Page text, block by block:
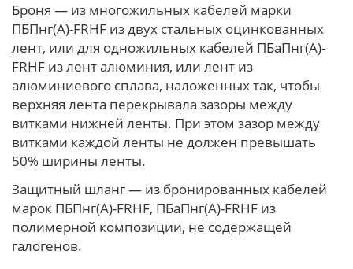
Броня — из многожильных кабелей марки
ПБПнг(А)-FRHF из двух стальных оцинкованных
лент, или для одножильных кабелей ПБаПнг(А)-
FRHF из лент алюминия, или лент из
алюминиевого сплава, наложенных так, чтобы
верхняя лента перекрывала зазоры между
витками нижней ленты. При этом зазор между
витками каждой ленты не должен превышать
50% ширины ленты.
Защитный шланг — из бронированных кабелей
марок ПБПнг(А)-FRHF, ПБаПнг(А)-FRHF из
полимерной композиции, не содержащей
галогенов.